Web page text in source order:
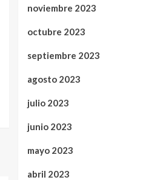
noviembre 2023
octubre 2023
septiembre 2023
agosto 2023
julio 2023
junio 2023
mayo 2023
abril 2023